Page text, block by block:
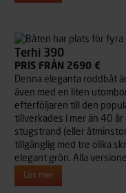
Terhi 390
PRIS FRÅN 2690 €
Denna eleganta roddbåt
även med en liten
efterföljaren till den
tillverkades i mer än 40 år
stugstrand (eller
tillgänglig med tre olika
elegant grön. Alla
Läs mer